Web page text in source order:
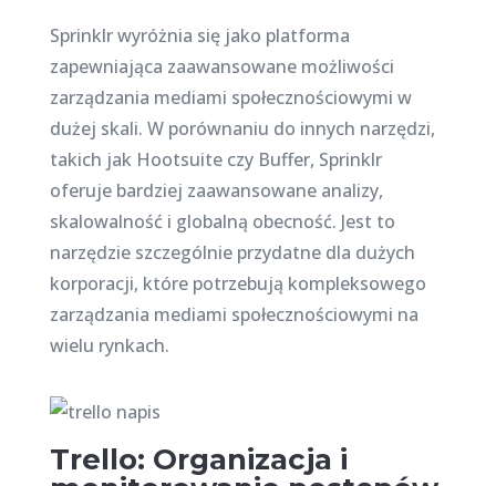
Sprinklr wyróżnia się jako platforma
zapewniająca zaawansowane możliwości
zarządzania mediami społecznościowymi w
dużej skali. W porównaniu do innych narzędzi,
takich jak Hootsuite czy Buffer, Sprinklr
oferuje bardziej zaawansowane analizy,
skalowalność i globalną obecność. Jest to
narzędzie szczególnie przydatne dla dużych
korporacji, które potrzebują kompleksowego
zarządzania mediami społecznościowymi na
wielu rynkach.
Trello: Organizacja i